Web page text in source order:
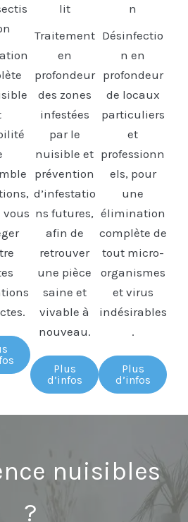
vous
lit
Traitement
en
profondeur
des zones
infestées
par le
nuisible et
prévention
d’infestatio
ns futures,
afin de
retrouver
une pièce
saine et
vivable à
nouveau.
Plus
d’infos
n
Désinfectio
n en
profondeur
de locaux
particuliers
et
professionn
els, pour
une
élimination
complète de
tout micro-
organismes
et virus
indésirables
.
Plus
d’infos
nuisibles
?